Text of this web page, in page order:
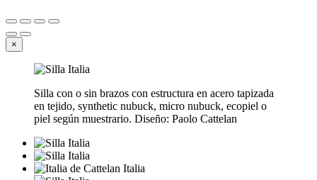
×
Silla con o sin brazos con estructura en acero tapizada
en tejido, synthetic nubuck, micro nubuck, ecopiel o
piel según muestrario. Diseño: Paolo Cattelan